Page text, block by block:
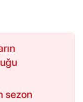
sezon